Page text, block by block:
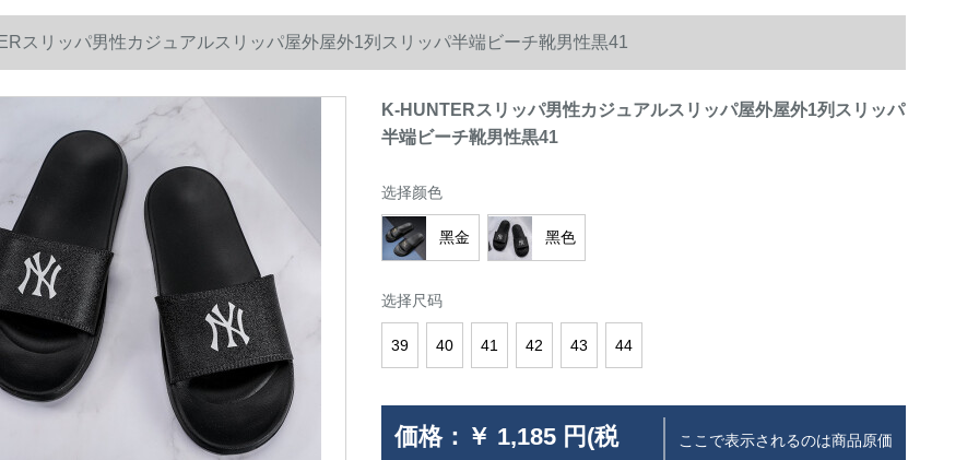
スリッパ男性カジュアルスリッパ屋外屋外1列スリッパ半端ビーチ靴男性黒41
K-HUNTERスリッパ男性カジュアルスリッパ屋外屋外1列スリッパ
半端ビーチ靴男性黒41
选择颜色
黑金 黑色
选择尺码
39 40 41 42 43 44
価格： ￥ 1,185 円(税
ここで表示されるのは商品原価